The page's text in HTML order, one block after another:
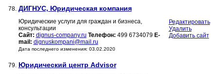
78. ДИГНУС, Юридическая компания
Юридические услуги для граждан и бизнеса,
консультации
Сайт: dignus-company.ru Телефон: 499 6734079 E-
mail: dignuskompani@mail.ru
Дата последнего изменения: 03.02.2020
Редактировать
Удалить
Добавить сайт
79. Юридический центр Advisor